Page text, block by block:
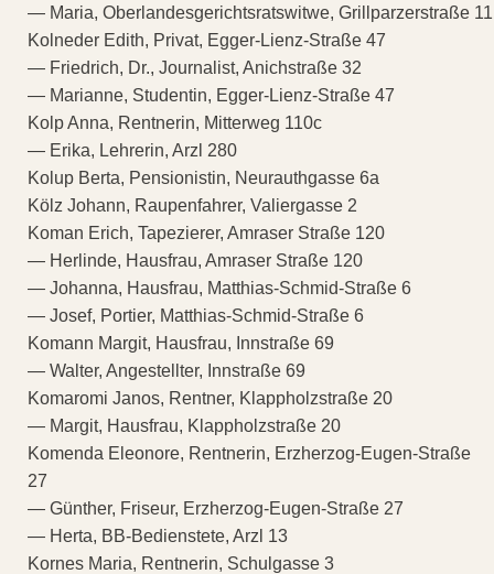
— Maria, Oberlandesgerichtsratswitwe, Grillparzerstraße 11
Kolneder Edith, Privat, Egger-Lienz-Straße 47
— Friedrich, Dr., Journalist, Anichstraße 32
— Marianne, Studentin, Egger-Lienz-Straße 47
Kolp Anna, Rentnerin, Mitterweg 110c
— Erika, Lehrerin, Arzl 280
Kolup Berta, Pensionistin, Neurauthgasse 6a
Kölz Johann, Raupenfahrer, Valiergasse 2
Koman Erich, Tapezierer, Amraser Straße 120
— Herlinde, Hausfrau, Amraser Straße 120
— Johanna, Hausfrau, Matthias-Schmid-Straße 6
— Josef, Portier, Matthias-Schmid-Straße 6
Komann Margit, Hausfrau, Innstraße 69
— Walter, Angestellter, Innstraße 69
Komaromi Janos, Rentner, Klappholzstraße 20
— Margit, Hausfrau, Klappholzstraße 20
Komenda Eleonore, Rentnerin, Erzherzog-Eugen-Straße
27
— Günther, Friseur, Erzherzog-Eugen-Straße 27
— Herta, BB-Bedienstete, Arzl 13
Kornes Maria, Rentnerin, Schulgasse 3